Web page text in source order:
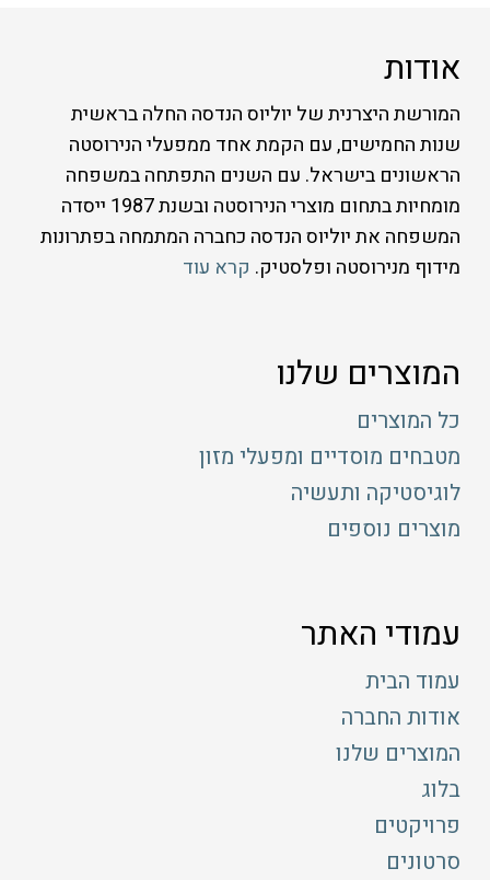
אודות
המורשת היצרנית של יוליוס הנדסה החלה בראשית
שנות החמישים, עם הקמת אחד ממפעלי הנירוסטה
הראשונים בישראל. עם השנים התפתחה במשפחה
מומחיות בתחום מוצרי הנירוסטה ובשנת 1987 ייסדה
המשפחה את יוליוס הנדסה כחברה המתמחה בפתרונות
מידוף מנירוסטה ופלסטיק. קרא עוד
המוצרים שלנו
כל המוצרים
מטבחים מוסדיים ומפעלי מזון
לוגיסטיקה ותעשיה
מוצרים נוספים
עמודי האתר
עמוד הבית
אודות החברה
המוצרים שלנו
בלוג
פרויקטים
סרטונים